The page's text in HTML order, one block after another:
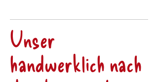
Unser
handwerklich nach